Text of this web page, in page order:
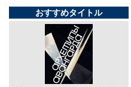
おすすめタイトル